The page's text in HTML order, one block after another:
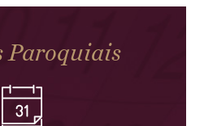
Paroquiais